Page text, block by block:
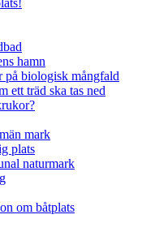
hamn
på biologisk mångfald
ett träd ska tas ned
mark
plats
naturmark
om båtplats